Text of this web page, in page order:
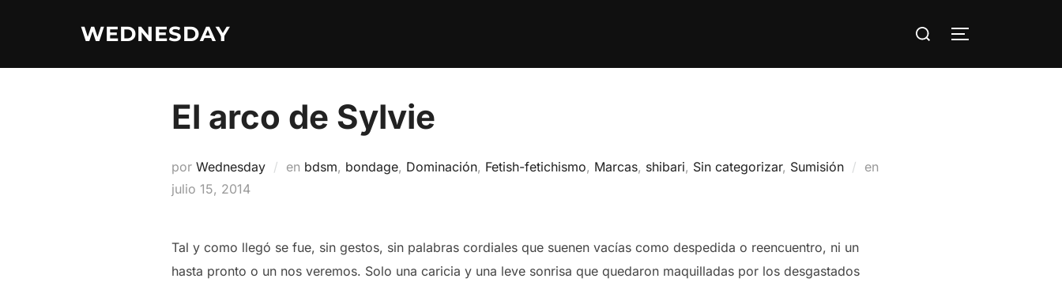
WEDNESDAY
Buscar:
ALTERNAR
El arco de Sylvie
por Wednesday en bdsm, bondage, Dominación, Fetish-fetichismo, Marcas, shibari, Sin categorizar, Sumisión en
julio 15, 2014
Tal y como llegó se fue, sin gestos, sin palabras cordiales que suenen vacías como despedida o reencuentro, ni un
hasta pronto o un nos veremos. Solo una caricia y una leve sonrisa que quedaron maquilladas por los desgastados